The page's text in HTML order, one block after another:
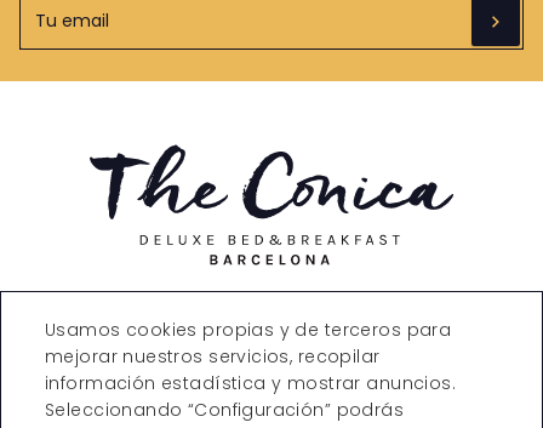
08008 Barcelona
T. +34 935323870
reservations@theconica.co
m
Usamos cookies propias y de terceros para
mejorar nuestros servicios, recopilar
información estadística y mostrar anuncios.
Seleccionando “Configuración” podrás